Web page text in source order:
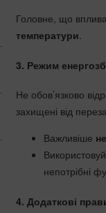
Головне, що
температури.
3. Режим
Не обов’язково
захищені від
Важливіше
непотрібні
4. Додаткові